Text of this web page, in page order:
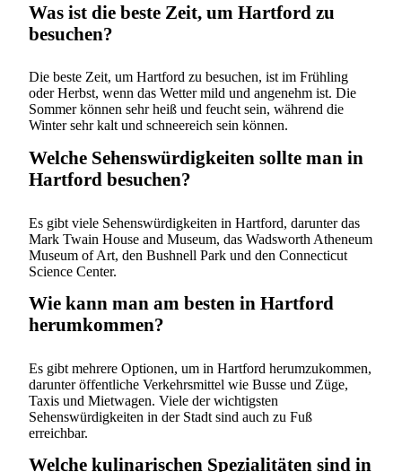
Was ist die beste Zeit, um Hartford zu
besuchen?
Die beste Zeit, um Hartford zu besuchen, ist im Frühling
oder Herbst, wenn das Wetter mild und angenehm ist. Die
Sommer können sehr heiß und feucht sein, während die
Winter sehr kalt und schneereich sein können.
Welche Sehenswürdigkeiten sollte man in
Hartford besuchen?
Es gibt viele Sehenswürdigkeiten in Hartford, darunter das
Mark Twain House and Museum, das Wadsworth Atheneum
Museum of Art, den Bushnell Park und den Connecticut
Science Center.
Wie kann man am besten in Hartford
herumkommen?
Es gibt mehrere Optionen, um in Hartford herumzukommen,
darunter öffentliche Verkehrsmittel wie Busse und Züge,
Taxis und Mietwagen. Viele der wichtigsten
Sehenswürdigkeiten in der Stadt sind auch zu Fuß
erreichbar.
Welche kulinarischen Spezialitäten sind in